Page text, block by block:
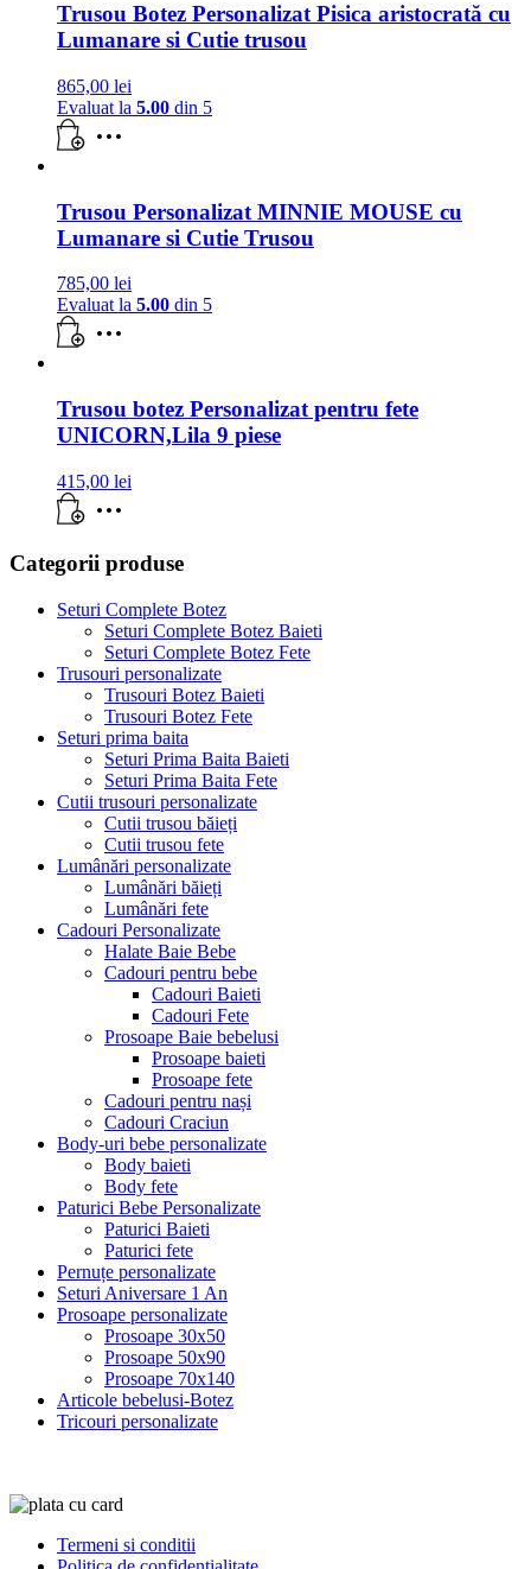
Trusou Botez Personalizat Pisica aristocrată cu
Lumanare si Cutie trusou
865,00 lei
Evaluat la 5.00 din 5
Trusou Personalizat MINNIE MOUSE cu
Lumanare si Cutie Trusou
785,00 lei
Evaluat la 5.00 din 5
Trusou botez Personalizat pentru fete
UNICORN,Lila 9 piese
415,00 lei
Categorii produse
Seturi Complete Botez
Seturi Complete Botez Baieti
Seturi Complete Botez Fete
Trusouri personalizate
Trusouri Botez Baieti
Trusouri Botez Fete
Seturi prima baita
Seturi Prima Baita Baieti
Seturi Prima Baita Fete
Cutii trusouri personalizate
Cutii trusou băieți
Cutii trusou fete
Lumânări personalizate
Lumânări băieți
Lumânări fete
Cadouri Personalizate
Halate Baie Bebe
Cadouri pentru bebe
Cadouri Baieti
Cadouri Fete
Prosoape Baie bebelusi
Prosoape baieti
Prosoape fete
Cadouri pentru nași
Cadouri Craciun
Body-uri bebe personalizate
Body baieti
Body fete
Paturici Bebe Personalizate
Paturici Baieti
Paturici fete
Pernuțe personalizate
Seturi Aniversare 1 An
Prosoape personalizate
Prosoape 30x50
Prosoape 50x90
Prosoape 70x140
Articole bebelusi-Botez
Tricouri personalizate
Termeni si conditii